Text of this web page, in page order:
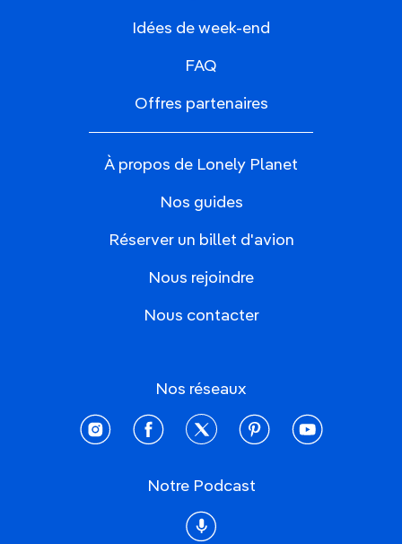
Idées de week-end
FAQ
Offres partenaires
À propos de Lonely Planet
Nos guides
Réserver un billet d'avion
Nous rejoindre
Nous contacter
Nos réseaux
instagramfacebooktwitter pinterestyoutube
Notre Podcast
Podcast